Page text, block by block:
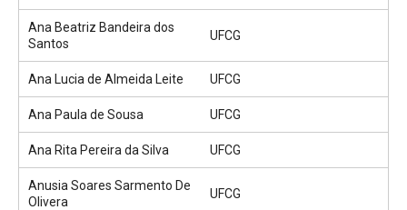
Ana Beatriz Bandeira dos
Santos
UFCG
Ana Lucia de Almeida Leite UFCG
Ana Paula de Sousa UFCG
Ana Rita Pereira da Silva UFCG
Anusia Soares Sarmento De
Olivera
UFCG